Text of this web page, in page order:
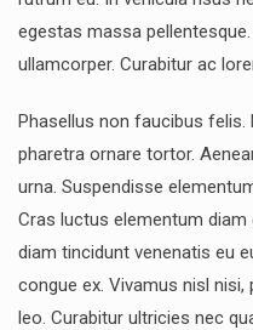
egestas massa
ullamcorper. Curabitur ac
Phasellus non faucibus felis.
pharetra ornare tortor.
urna. Suspendisse
Cras luctus elementum
diam tincidunt venenatis eu
congue ex. Vivamus nisl
leo. Curabitur ultricies nec